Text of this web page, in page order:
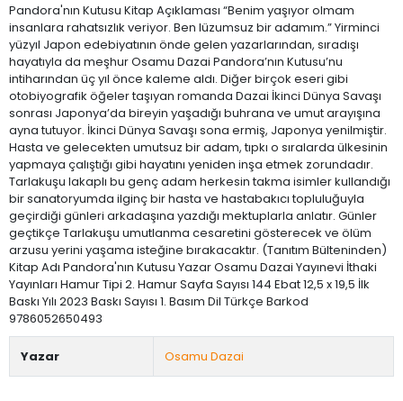
Pandora'nın Kutusu Kitap Açıklaması “Benim yaşıyor olmam
insanlara rahatsızlık veriyor. Ben lüzumsuz bir adamım.” Yirminci
yüzyıl Japon edebiyatının önde gelen yazarlarından, sıradışı
hayatıyla da meşhur Osamu Dazai Pandora’nın Kutusu’nu
intiharından üç yıl önce kaleme aldı. Diğer birçok eseri gibi
otobiyografik öğeler taşıyan romanda Dazai İkinci Dünya Savaşı
sonrası Japonya’da bireyin yaşadığı buhrana ve umut arayışına
ayna tutuyor. İkinci Dünya Savaşı sona ermiş, Japonya yenilmiştir.
Hasta ve gelecekten umutsuz bir adam, tıpkı o sıralarda ülkesinin
yapmaya çalıştığı gibi hayatını yeniden inşa etmek zorundadır.
Tarlakuşu lakaplı bu genç adam herkesin takma isimler kullandığı
bir sanatoryumda ilginç bir hasta ve hastabakıcı topluluğuyla
geçirdiği günleri arkadaşına yazdığı mektuplarla anlatır. Günler
geçtikçe Tarlakuşu umutlanma cesaretini gösterecek ve ölüm
arzusu yerini yaşama isteğine bırakacaktır. (Tanıtım Bülteninden)
Kitap Adı Pandora'nın Kutusu Yazar Osamu Dazai Yayınevi İthaki
Yayınları Hamur Tipi 2. Hamur Sayfa Sayısı 144 Ebat 12,5 x 19,5 İlk
Baskı Yılı 2023 Baskı Sayısı 1. Basım Dil Türkçe Barkod
9786052650493
Yazar Osamu Dazai